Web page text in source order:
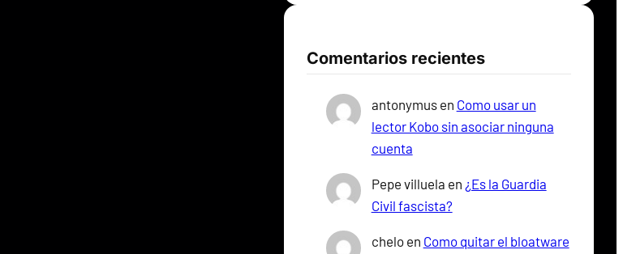
Comentarios recientes
antonymusen Como usar un
lector Kobo sin asociar ninguna
cuenta
Pepe villuela en ¿Es la Guardia
Civil fascista?
cheloen Como quitar el bloatware